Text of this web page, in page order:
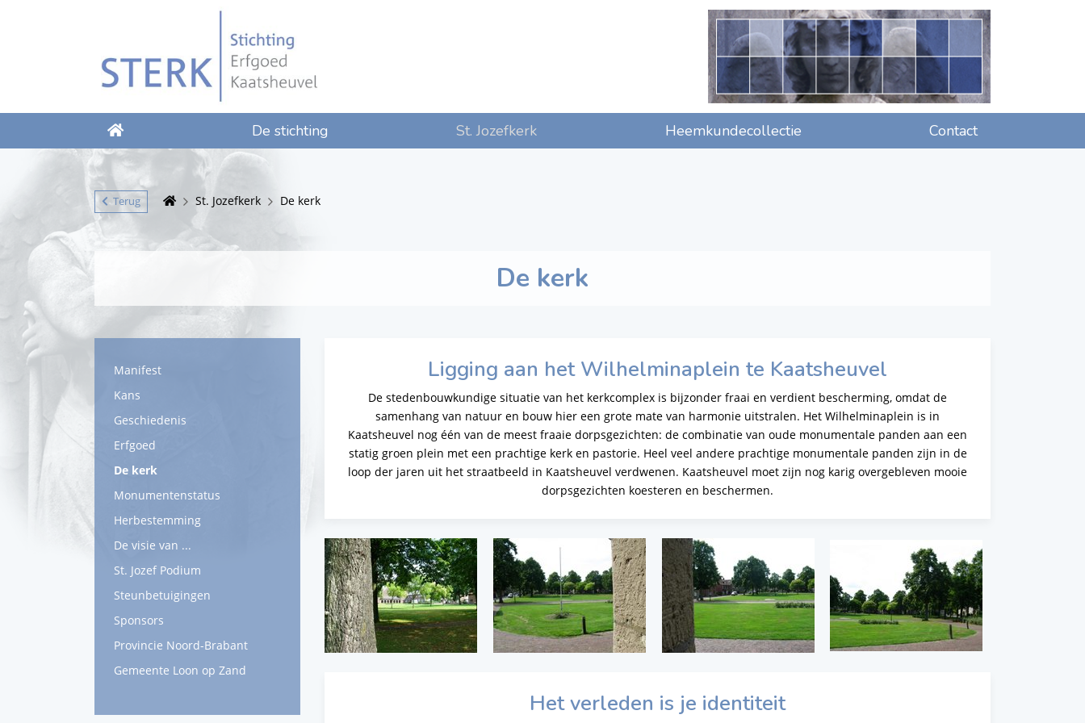
De stichting St. Jozefkerk Heemkundecollectie Contact
Terug St. Jozefkerk De kerk
De kerk
Manifest
Kans
Geschiedenis
Erfgoed
De kerk
Monumentenstatus
Herbestemming
De visie van ...
St. Jozef Podium
Steunbetuigingen
Sponsors
Provincie Noord-Brabant
Gemeente Loon op Zand
Ligging aan het Wilhelminaplein te Kaatsheuvel
De stedenbouwkundige situatie van het kerkcomplex is bijzonder fraai en verdient bescherming, omdat de
samenhang van natuur en bouw hier een grote mate van harmonie uitstralen. Het Wilhelminaplein is in
Kaatsheuvel nog één van de meest fraaie dorpsgezichten: de combinatie van oude monumentale panden aan een
statig groen plein met een prachtige kerk en pastorie. Heel veel andere prachtige monumentale panden zijn in de
loop der jaren uit het straatbeeld in Kaatsheuvel verdwenen. Kaatsheuvel moet zijn nog karig overgebleven mooie
dorpsgezichten koesteren en beschermen.
Het verleden is je identiteit